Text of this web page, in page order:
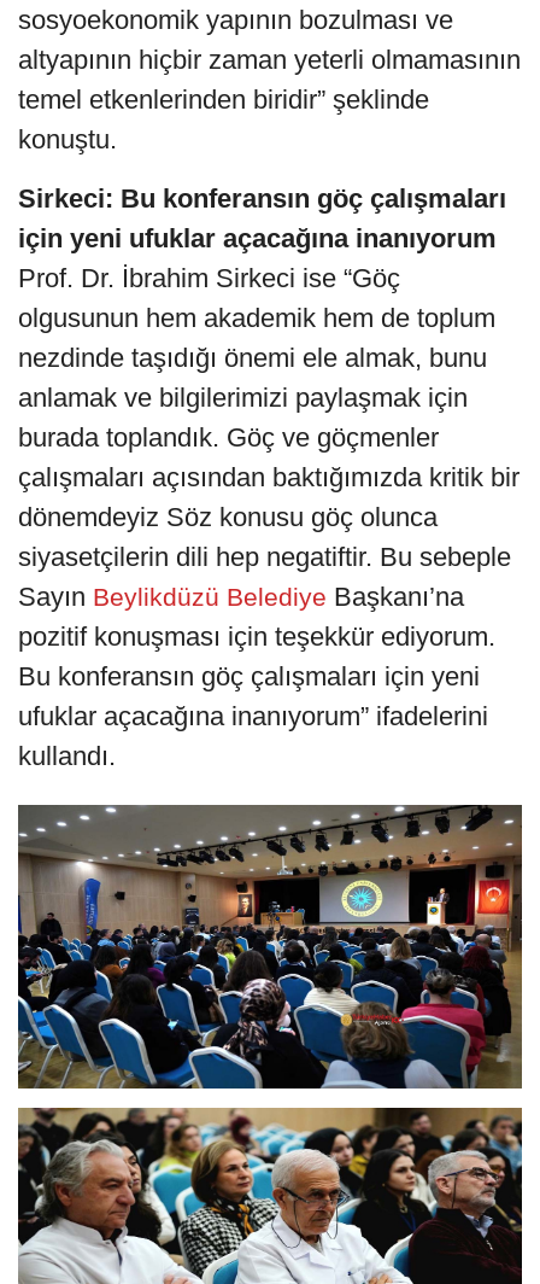
sosyoekonomik yapının bozulması ve
altyapının hiçbir zaman yeterli olmamasının
temel etkenlerinden biridir” şeklinde
konuştu.
Sirkeci: Bu konferansın göç çalışmaları
için yeni ufuklar açacağına inanıyorum
Prof. Dr. İbrahim Sirkeci ise “Göç
olgusunun hem akademik hem de toplum
nezdinde taşıdığı önemi ele almak, bunu
anlamak ve bilgilerimizi paylaşmak için
burada toplandık. Göç ve göçmenler
çalışmaları açısından baktığımızda kritik bir
dönemdeyiz Söz konusu göç olunca
siyasetçilerin dili hep negatiftir. Bu sebeple
Sayın Beylikdüzü Belediye Başkanı’na
pozitif konuşması için teşekkür ediyorum.
Bu konferansın göç çalışmaları için yeni
ufuklar açacağına inanıyorum” ifadelerini
kullandı.